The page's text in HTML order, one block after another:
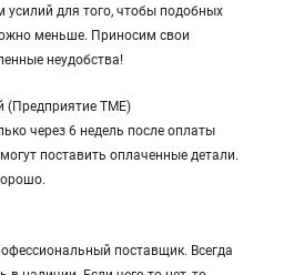
для того, чтобы подобных
меньше. Приносим свои
неудобства!
(Предприятие ТМЕ)
через 6 недель после оплаты
поставить оплаченные детали.
поставщик. Всегда